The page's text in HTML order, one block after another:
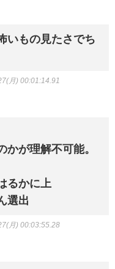
いもの見たさでち
月) 00:01:14.91
かが理解不可能。
るかに上
選出
月) 00:03:55.28